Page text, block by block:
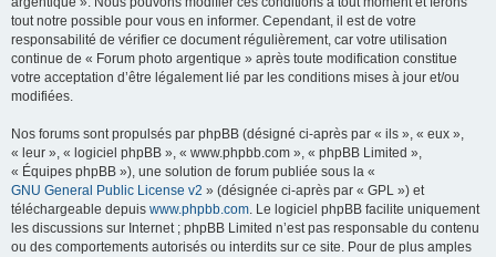
tout notre possible pour vous en informer. Cependant, il est de votre
responsabilité de vérifier ce document régulièrement, car votre utilisation
continue de « Forum photo argentique » après toute modification constitue
votre acceptation d’être légalement lié par les conditions mises à jour et/ou
modifiées.
Nos forums sont propulsés par phpBB (désigné ci-après par « ils », « eux »,
« leur », « logiciel phpBB », « www.phpbb.com », « phpBB Limited »,
« Équipes phpBB »), une solution de forum publiée sous la «
GNU General Public License v2 » (désignée ci-après par « GPL ») et
téléchargeable depuis www.phpbb.com. Le logiciel phpBB facilite uniquement
les discussions sur Internet ; phpBB Limited n’est pas responsable du contenu
ou des comportements autorisés ou interdits sur ce site. Pour de plus amples